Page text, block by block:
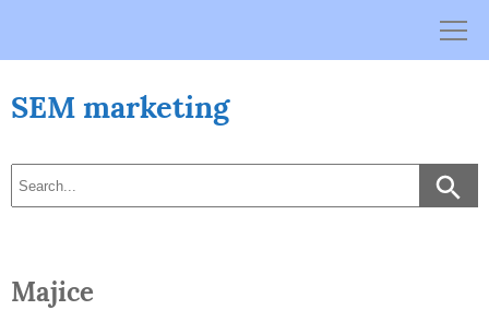
SEM marketing
Majice